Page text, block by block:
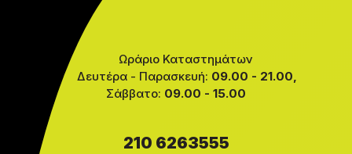
Ωράριο Καταστημάτων
Δευτέρα - Παρασκευή: 09.00 - 21.00,
Σάββατο: 09.00 - 15.00
210 6263555